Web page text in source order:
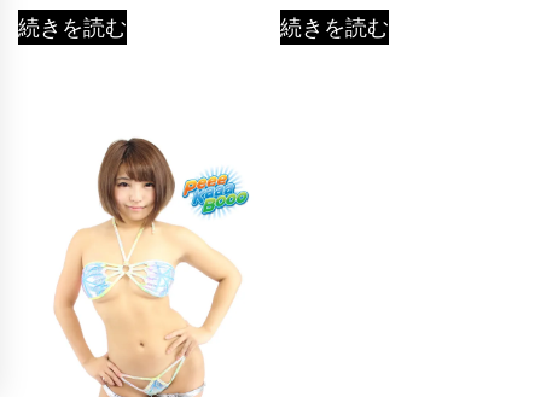
続きを読む 続きを読む